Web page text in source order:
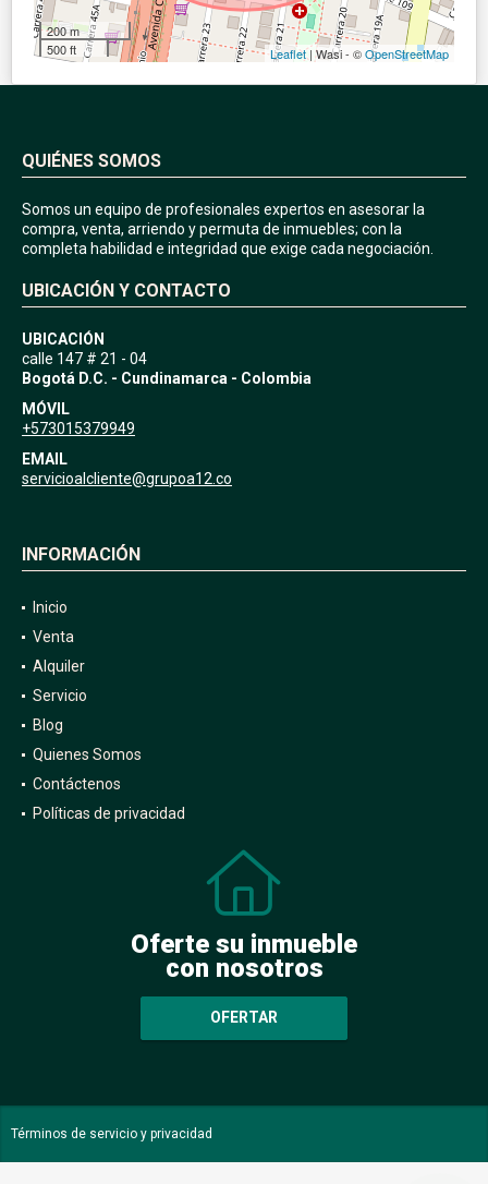
200 m
500 ft
Leaflet| Wasi - ©OpenStreetMap
QUIÉNES SOMOS
Somos un equipo de profesionales expertos en asesorar la
compra, venta, arriendo y permuta de inmuebles; con la
completa habilidad e integridad que exige cada negociación.
UBICACIÓN Y CONTACTO
UBICACIÓN
calle 147 # 21 - 04
Bogotá D.C. - Cundinamarca - Colombia
MÓVIL
+573015379949
EMAIL
servicioalcliente@grupoa12.co
INFORMACIÓN
Inicio
Venta
Alquiler
Servicio
Blog
Quienes Somos
Contáctenos
Políticas de privacidad
Oferte su inmueble
con nosotros
OFERTAR
Términos de servicio y privacidad